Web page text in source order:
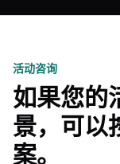
活动咨询
如果您的
景，可以
案。